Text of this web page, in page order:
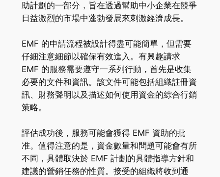
助計劃的一部分，旨在透過幫助中小企業在競爭
日益激烈的市場中蓬勃發展來刺激經濟成長。
EMF 的申請流程被設計得盡可能簡單，但需要
仔細注意細節以確保有效進入。有興趣請求
EMF 的服務需要遵守一系列行動，首先是收集
必要的文件和資訊。該文件可能包括組織註冊資
訊、財務聲明以及描述如何使用資金的綜合行銷
策略。
評估成功後，服務可能會獲得 EMF 資助的批
准。值得注意的是，資金數量和問題可能會有所
不同，具體取決於 EMF 計劃的具體指導方針和
建議的營銷任務的性質。接受的組織將收到通